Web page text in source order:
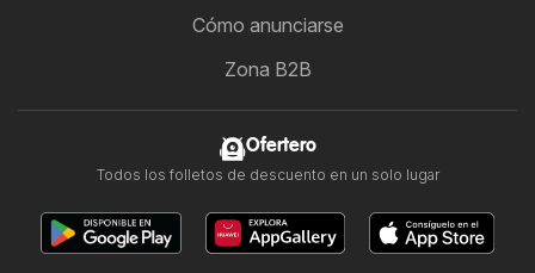
Cómo anunciarse
Zona B2B
Ofertero
Todos los folletos de descuento en un solo lugar